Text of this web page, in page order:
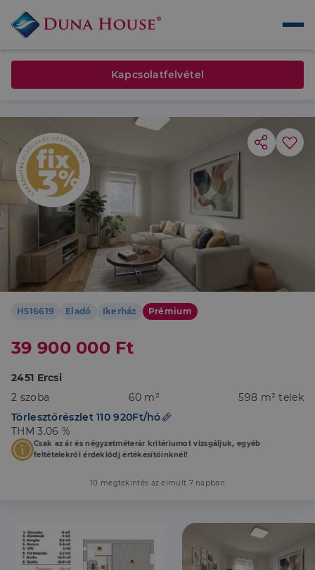
H516619 Eladó Ikerház Prémium
39 900 000 Ft
2451 Ercsi
2 szoba
60 m²
598 m² telek
Törlesztőrészlet 110 920Ft/hó
THM 3.06 %
Csak az ár és négyzetméterár kritériumot vizsgáljuk, egyéb
feltételekről érdeklődj értékesítőinknél!
10 megtekintés az elmúlt 7 napban
Kapcsolatfelvétel